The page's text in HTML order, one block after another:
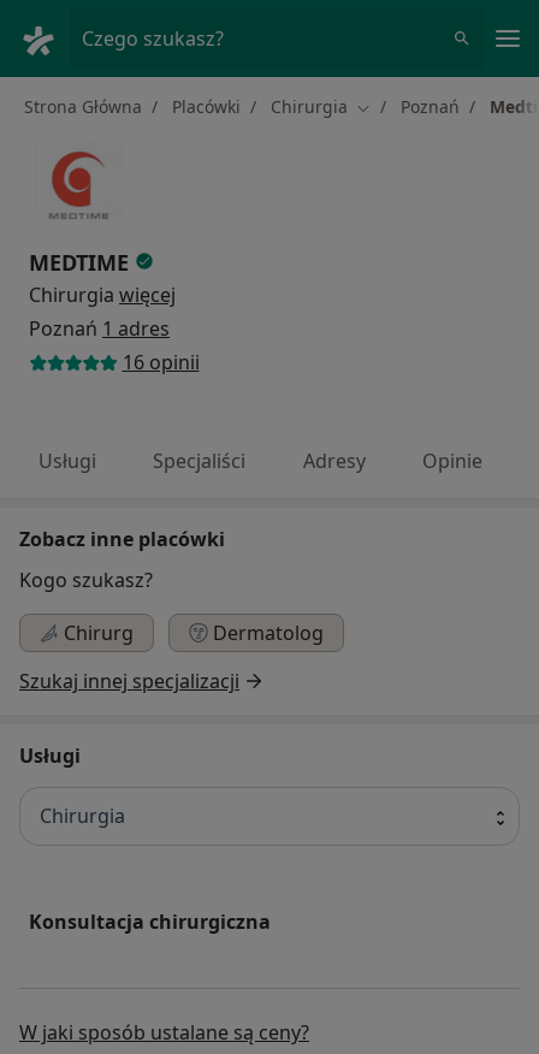
Czego szukasz?
Strona Główna Placówki Chirurgia Zmień miasto
Poznań
MEDTIME
Chirurgia więcej
Poznań 1 adres
16 opinii
Usługi Specjaliści Adresy Opinie
Zobacz inne placówki
Kogo szukasz?
Chirurg
Dermatolog
Szukaj innej specjalizacji
Usługi
Chirurgia
Konsultacja chirurgiczna
W jaki sposób ustalane są ceny?